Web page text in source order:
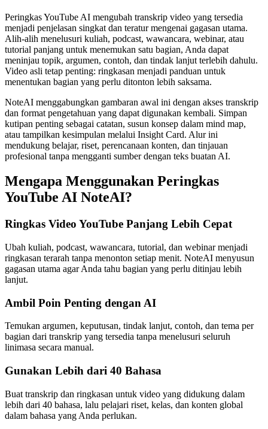
Peringkas YouTube AI mengubah transkrip video yang tersedia
menjadi penjelasan singkat dan teratur mengenai gagasan utama.
Alih-alih menelusuri kuliah, podcast, wawancara, webinar, atau
tutorial panjang untuk menemukan satu bagian, Anda dapat
meninjau topik, argumen, contoh, dan tindak lanjut terlebih dahulu.
Video asli tetap penting: ringkasan menjadi panduan untuk
menentukan bagian yang perlu ditonton lebih saksama.
NoteAI menggabungkan gambaran awal ini dengan akses transkrip
dan format pengetahuan yang dapat digunakan kembali. Simpan
kutipan penting sebagai catatan, susun konsep dalam mind map,
atau tampilkan kesimpulan melalui Insight Card. Alur ini
mendukung belajar, riset, perencanaan konten, dan tinjauan
profesional tanpa mengganti sumber dengan teks buatan AI.
Mengapa Menggunakan Peringkas
YouTube AI NoteAI?
Ringkas Video YouTube Panjang Lebih Cepat
Ubah kuliah, podcast, wawancara, tutorial, dan webinar menjadi
ringkasan terarah tanpa menonton setiap menit. NoteAI menyusun
gagasan utama agar Anda tahu bagian yang perlu ditinjau lebih
lanjut.
Ambil Poin Penting dengan AI
Temukan argumen, keputusan, tindak lanjut, contoh, dan tema per
bagian dari transkrip yang tersedia tanpa menelusuri seluruh
linimasa secara manual.
Gunakan Lebih dari 40 Bahasa
Buat transkrip dan ringkasan untuk video yang didukung dalam
lebih dari 40 bahasa, lalu pelajari riset, kelas, dan konten global
dalam bahasa yang Anda perlukan.